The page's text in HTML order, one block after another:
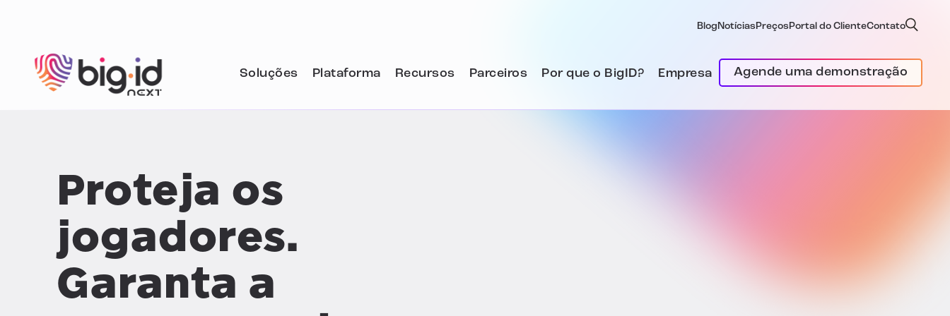
Blog Notícias Preços Portal do ClienteContato
Soluções Plataforma Recursos Parceiros Por que o BigID? Empresa Agende uma demonstração
Proteja os
jogadores.
Garanta a